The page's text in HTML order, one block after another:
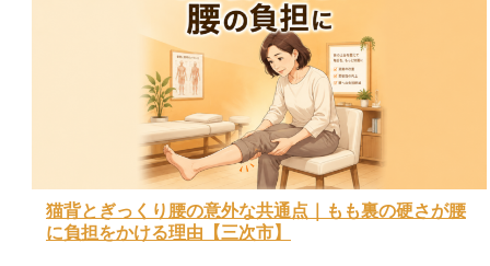
猫背とぎっくり腰の意外な共通点｜もも裏の硬さが腰
に負担をかける理由【三次市】